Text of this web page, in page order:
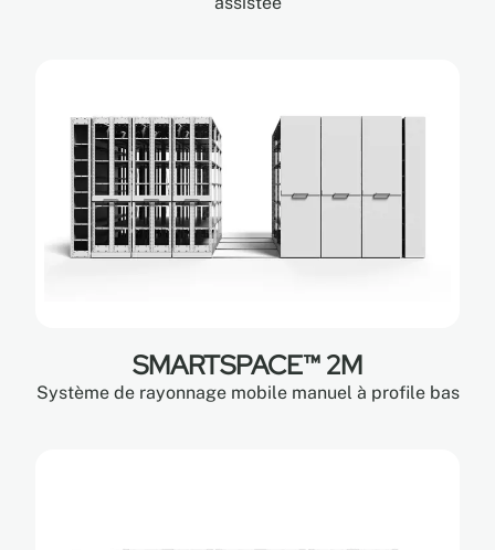
SMARTSPACE™ 2M
Système de rayonnage mobile manuel à profile bas